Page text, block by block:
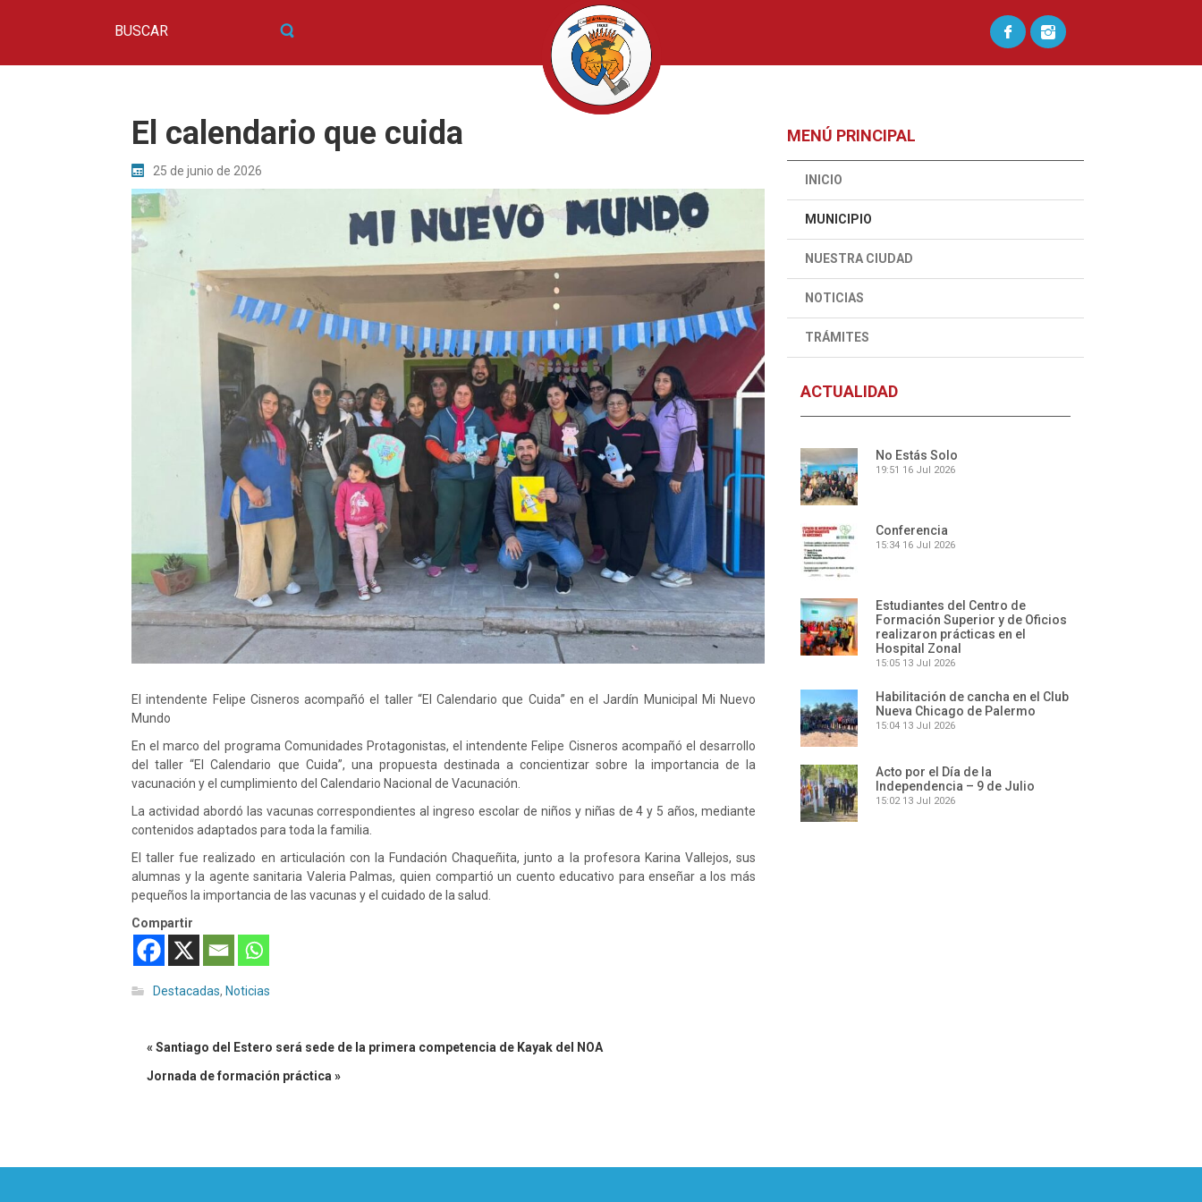
El calendario que cuida
25 de junio de 2026
El intendente Felipe Cisneros acompañó el taller “El Calendario que Cuida” en el Jardín Municipal Mi Nuevo
Mundo
En el marco del programa Comunidades Protagonistas, el intendente Felipe Cisneros acompañó el desarrollo
del taller “El Calendario que Cuida”, una propuesta destinada a concientizar sobre la importancia de la
vacunación y el cumplimiento del Calendario Nacional de Vacunación.
La actividad abordó las vacunas correspondientes al ingreso escolar de niños y niñas de 4 y 5 años, mediante
contenidos adaptados para toda la familia.
El taller fue realizado en articulación con la Fundación Chaqueñita, junto a la profesora Karina Vallejos, sus
alumnas y la agente sanitaria Valeria Palmas, quien compartió un cuento educativo para enseñar a los más
pequeños la importancia de las vacunas y el cuidado de la salud.
Compartir
Destacadas, Noticias
« Santiago del Estero será sede de la primera competencia de Kayak del NOA
Jornada de formación práctica »
MENÚ PRINCIPAL
INICIO
MUNICIPIO
NUESTRA CIUDAD
NOTICIAS
TRÁMITES
ACTUALIDAD
No Estás Solo
19:51 16 Jul 2026
Conferencia
15:34 16 Jul 2026
Estudiantes del Centro de
Formación Superior y de Oficios
realizaron prácticas en el
Hospital Zonal
15:05 13 Jul 2026
Habilitación de cancha en el Club
Nueva Chicago de Palermo
15:04 13 Jul 2026
Acto por el Día de la
Independencia – 9 de Julio
15:02 13 Jul 2026